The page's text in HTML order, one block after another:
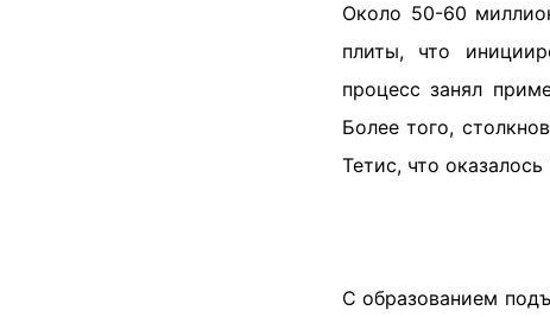
Около 50-60
плиты, что
процесс занял
Более того,
Тетис, что
С образованием